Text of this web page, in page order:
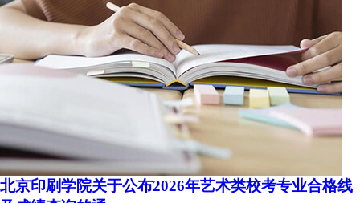
北京印刷学院关于公布2026年艺术类校考专业合格线